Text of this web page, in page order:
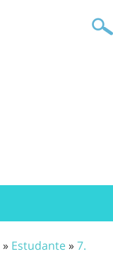
» Estudante»7.